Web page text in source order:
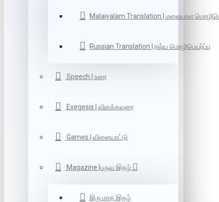
Malaiyalam Translation | மலையாள
Russian Translation | ரஷ்ய மொழிபெயர்ப்பு
Speech | உரை
Exegesis | விளக்கவுரை
Games | விளையாட்டு
Magazine |பருவ இதழ்
இரு மாத இதழ்